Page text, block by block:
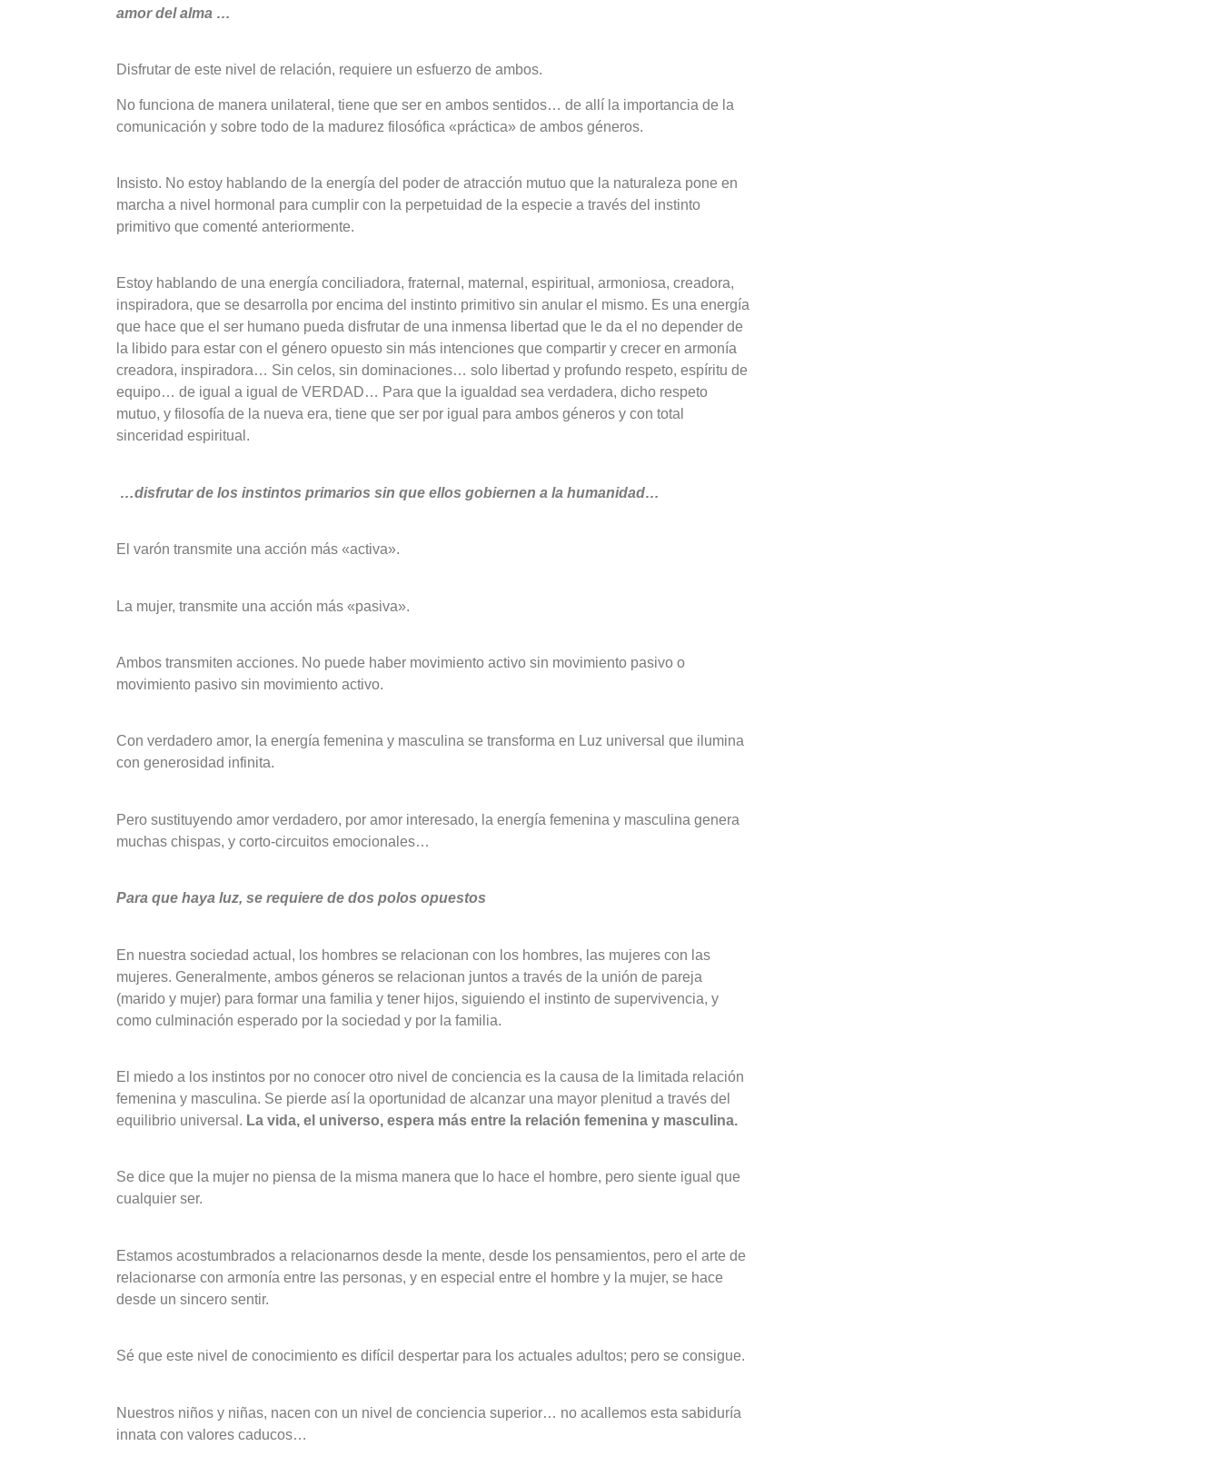
amor del alma …
Disfrutar de este nivel de relación, requiere un esfuerzo de ambos.
No funciona de manera unilateral, tiene que ser en ambos sentidos… de allí la importancia de la
comunicación y sobre todo de la madurez filosófica «práctica» de ambos géneros.
Insisto. No estoy hablando de la energía del poder de atracción mutuo que la naturaleza pone en
marcha a nivel hormonal para cumplir con la perpetuidad de la especie a través del instinto
primitivo que comenté anteriormente.
Estoy hablando de una energía conciliadora, fraternal, maternal, espiritual, armoniosa, creadora,
inspiradora, que se desarrolla por encima del instinto primitivo sin anular el mismo. Es una energía
que hace que el ser humano pueda disfrutar de una inmensa libertad que le da el no depender de
la libido para estar con el género opuesto sin más intenciones que compartir y crecer en armonía
creadora, inspiradora… Sin celos, sin dominaciones… solo libertad y profundo respeto, espíritu de
equipo… de igual a igual de VERDAD… Para que la igualdad sea verdadera, dicho respeto
mutuo, y filosofía de la nueva era, tiene que ser por igual para ambos géneros y con total
sinceridad espiritual.
…disfrutar de los instintos primarios sin que ellos gobiernen a la humanidad…
El varón transmite una acción más «activa».
La mujer, transmite una acción más «pasiva».
Ambos transmiten acciones. No puede haber movimiento activo sin movimiento pasivo o
movimiento pasivo sin movimiento activo.
Con verdadero amor, la energía femenina y masculina se transforma en Luz universal que ilumina
con generosidad infinita.
Pero sustituyendo amor verdadero, por amor interesado, la energía femenina y masculina genera
muchas chispas, y corto-circuitos emocionales…
Para que haya luz, se requiere de dos polos opuestos
En nuestra sociedad actual, los hombres se relacionan con los hombres, las mujeres con las
mujeres. Generalmente, ambos géneros se relacionan juntos a través de la unión de pareja
(marido y mujer) para formar una familia y tener hijos, siguiendo el instinto de supervivencia, y
como culminación esperado por la sociedad y por la familia.
El miedo a los instintos por no conocer otro nivel de conciencia es la causa de la limitada relación
femenina y masculina. Se pierde así la oportunidad de alcanzar una mayor plenitud a través del
equilibrio universal. La vida, el universo, espera más entre la relación femenina y masculina.
Se dice que la mujer no piensa de la misma manera que lo hace el hombre, pero siente igual que
cualquier ser.
Estamos acostumbrados a relacionarnos desde la mente, desde los pensamientos, pero el arte de
relacionarse con armonía entre las personas, y en especial entre el hombre y la mujer, se hace
desde un sincero sentir.
Sé que este nivel de conocimiento es difícil despertar para los actuales adultos; pero se consigue.
Nuestros niños y niñas, nacen con un nivel de conciencia superior… no acallemos esta sabiduría
innata con valores caducos…